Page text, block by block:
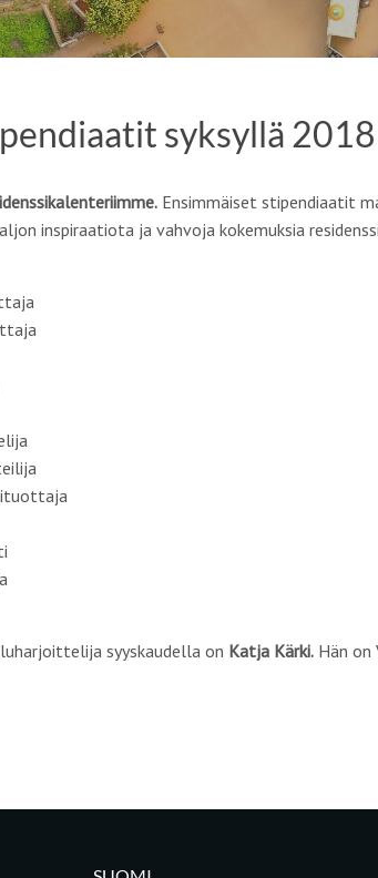
syksyllä 2018
. Ensimmäiset stipendiaatit
inspiraatiota ja vahvoja kokemuksia
syyskaudella on Katja Kärki. Hän on